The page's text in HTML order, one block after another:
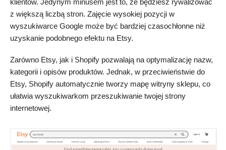
klientów. Jedynym minusem jest to, że będziesz rywalizować
z większą liczbą stron. Zajęcie wysokiej pozycji w
wyszukiwarce Google może być bardziej czasochłonne niż
uzyskanie podobnego efektu na Etsy.
Zarówno Etsy, jak i Shopify pozwalają na optymalizację nazw,
kategorii i opisów produktów. Jednak, w przeciwieństwie do
Etsy, Shopify automatycznie tworzy mapę witryny sklepu, co
ułatwia wyszukiwarkom przeszukiwanie twojej strony
internetowej.